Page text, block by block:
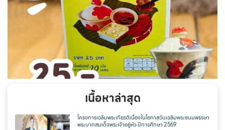
เนื้อหาล่าสุด
โครงการเฉลิมพระเกียรติเนื่องในโอกาสวันเฉลิมพระชนมพรรษา
พระบาทสมเด็จพระเจ้าอยู่หัว ปีการศึกษา 2569